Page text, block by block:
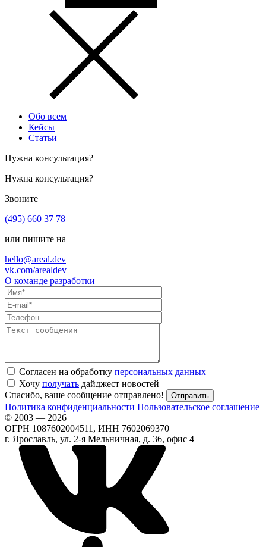
Обо всем
Кейсы
Статьи
Нужна консультация?
Нужна консультация?
Звоните
(495) 660 37 78
или пишите на
hello@areal.dev
vk.com/arealdev
О команде разработки
Согласен на обработку персональных данных
Хочу получать дайджест новостей
Спасибо, ваше сообщение отправлено!
Политика конфиденциальности Пользовательское соглашение
© 2003 — 2026
ОГРН 1087602004511, ИНН 7602069370
г. Ярославль, ул. 2-я Мельничная, д. 36, офис 4